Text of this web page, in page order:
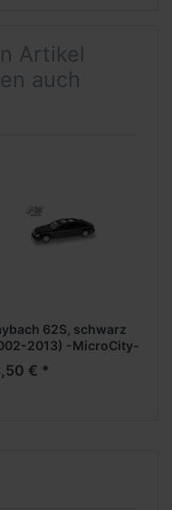
Artikel
auch
62S, schwarz
2013) -MicroCity-
€ *